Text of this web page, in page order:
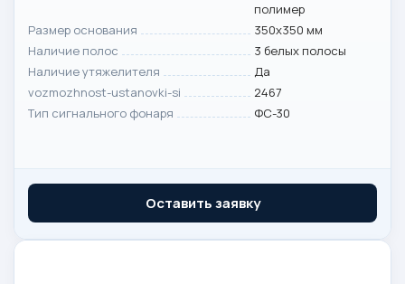
полимер
Размер основания
350х350 мм
Наличие полос
3 белых полосы
Наличие утяжелителя
Да
vozmozhnost-ustanovki-si
2467
Тип сигнального фонаря
ФС-30
Оставить заявку